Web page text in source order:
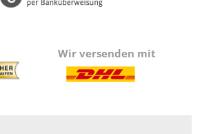
Wir versenden mit